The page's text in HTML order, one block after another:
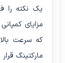
یک نکته را
مزایای
که سرعت
مارکتینگ